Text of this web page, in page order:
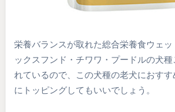
栄養バランスが取れた総合栄養食ウェ
ックスフンド・チワワ・プードルの犬
れているので、この犬種の老犬におす
にトッピングしてもいいでしょう。